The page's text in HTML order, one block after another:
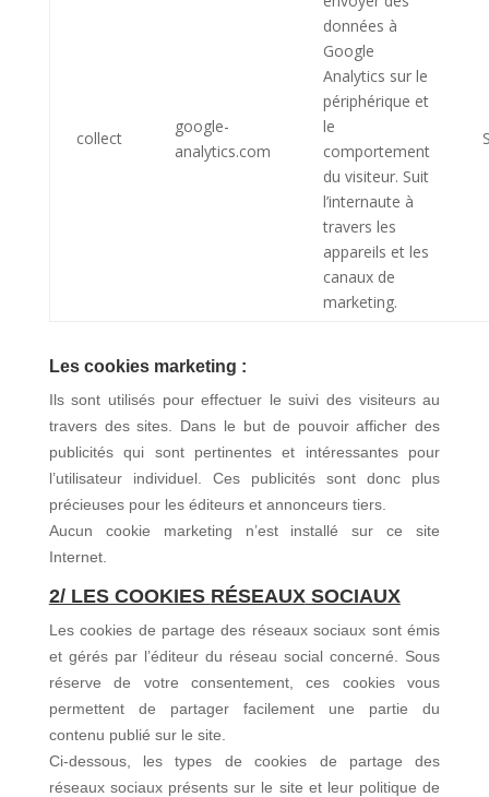
collect
google-
analytics.com
données à
Google
Analytics sur le
périphérique et
le
comportement
du visiteur. Suit
l’internaute à
travers les
appareils et les
canaux de
marketing.
Les cookies marketing :
Ils sont utilisés pour effectuer le suivi des visiteurs au
travers des sites. Dans le but de pouvoir afficher des
publicités qui sont pertinentes et intéressantes pour
l’utilisateur individuel. Ces publicités sont donc plus
précieuses pour les éditeurs et annonceurs tiers.
Aucun cookie marketing n’est installé sur ce site
Internet.
2/ LES COOKIES RÉSEAUXSOCIAUX
Les cookies de partage des réseaux sociaux sont émis
et gérés par l’éditeur du réseau social concerné. Sous
réserve de votre consentement, ces cookies vous
permettent de partager facilement une partie du
contenu publié sur le site.
Ci-dessous, les types de cookies de partage des
réseaux sociaux présents sur le site et leur politique de